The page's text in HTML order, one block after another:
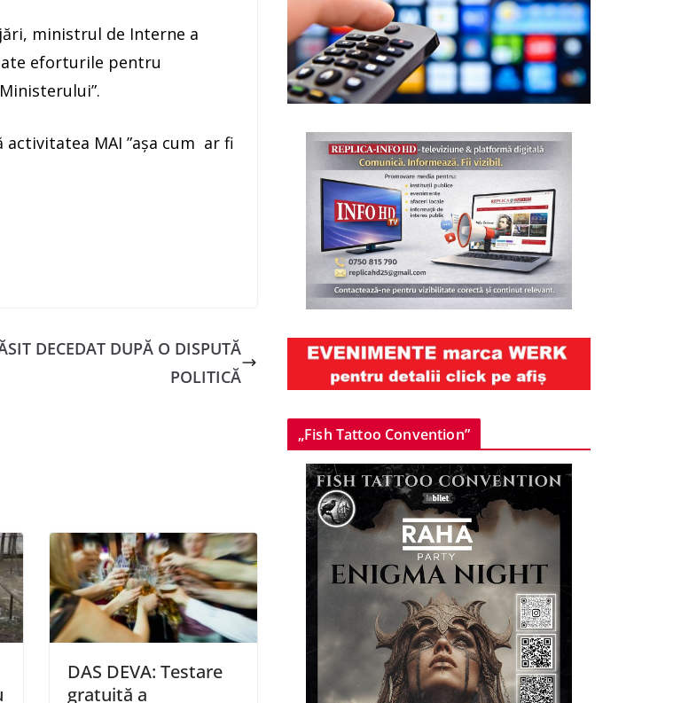
ministrul de Interne a
eforturile pentru
activitatea MAI ”aşa cum ar fi
DECEDAT DUPĂ O DISPUTĂ
POLITICĂ
DAS DEVA: Testare
gratuită a
„Fish Tattoo Convention”